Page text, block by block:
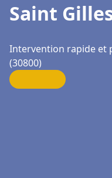
Saint
Intervention rapide et
(30800)